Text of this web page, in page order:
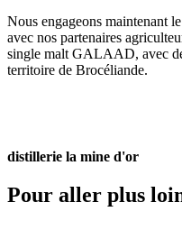
Nous engageons maintenant
avec nos partenaires
single malt GALAAD, avec
territoire de Brocéliande.
distillerie la mine d'or
Pour aller plus